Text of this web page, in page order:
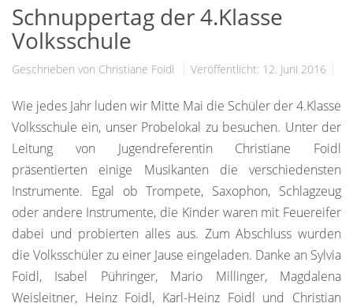
Schnuppertag der 4.Klasse
Volksschule
Geschrieben von Christiane Foidl Veröffentlicht: 12. Juni 2016
Wie jedes Jahr luden wir Mitte Mai die Schüler der 4.Klasse
Volksschule ein, unser Probelokal zu besuchen. Unter der
Leitung von Jugendreferentin Christiane Foidl
präsentierten einige Musikanten die verschiedensten
Instrumente. Egal ob Trompete, Saxophon, Schlagzeug
oder andere Instrumente, die Kinder waren mit Feuereifer
dabei und probierten alles aus. Zum Abschluss wurden
die Volksschüler zu einer Jause eingeladen. Danke an Sylvia
Foidl, Isabel Pühringer, Mario Millinger, Magdalena
Weisleitner, Heinz Foidl, Karl-Heinz Foidl und Christian